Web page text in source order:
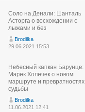
Соло на Денали: Шанталь
Асторга о восхождении с
лыжами и без
Brodilka
29.06.2021 15:53
Небесный капкан Барунце:
Марек Холечек о новом
маршруте и превратностях
судьбы
Brodilka
11.06.2021 12:41